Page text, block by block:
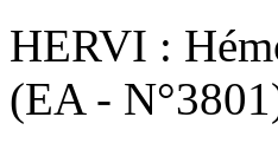
HERVI :
(EA -